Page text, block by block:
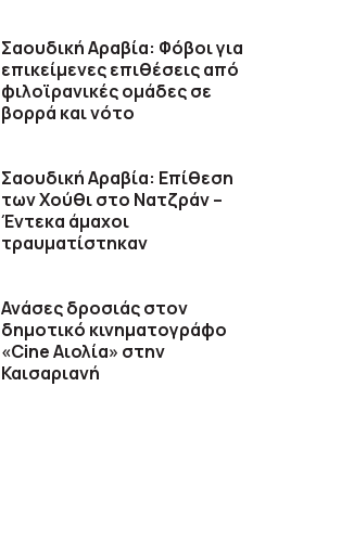
Σαουδική Αραβία: Φόβοι για
επικείμενες επιθέσεις από
φιλοϊρανικές ομάδες σε
βορρά και νότο
Σαουδική Αραβία: Επίθεση
των Χούθι στο Νατζράν –
Έντεκα άμαχοι
τραυματίστηκαν
Ανάσες δροσιάς στον
δημοτικό κινηματογράφο
«Cine Αιολία» στην
Καισαριανή